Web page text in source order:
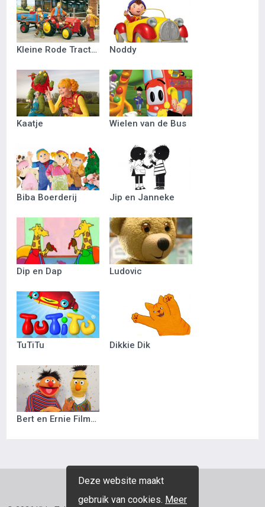
Kleine Rode Tractor Noddy
Kaatje Wielen van de Bus
Biba Boerderij Jip en Janneke
Dip en Dap Ludovic
TuTiTu Dikkie Dik
Bert en Ernie Filmpjes
Deze website maakt
gebruik van cookies. Meer